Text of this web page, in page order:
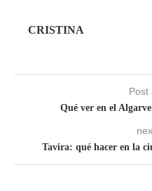
CRISTINA
Post
Qué ver en el
Tavira: qué hacer en la